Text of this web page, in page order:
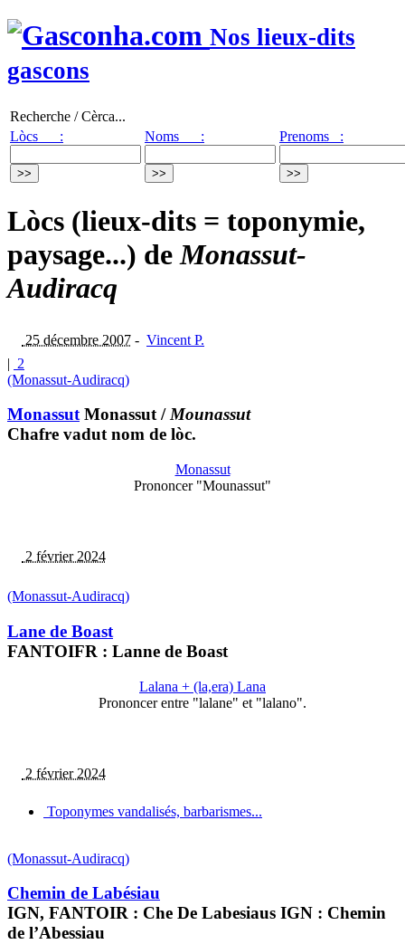
Nos lieux-dits
gascons
Recherche / Cèrca...
Lòcs :
Noms : Prenoms :
Lòcs (lieux-dits = toponymie,
paysage...) deMonassut-
Audiracq
25 décembre 2007 - Vincent P.
| 2
(Monassut-Audiracq)
MonassutMonassut/Mounassut
Chafre vadut nom de lòc.
Monassut
Prononcer "Mounassut"
2 février 2024
(Monassut-Audiracq)
Lane de Boast
FANTOIFR : Lanne de Boast
Lalana + (la,era) Lana
Prononcer entre "lalane" et "lalano".
2 février 2024
Toponymes vandalisés, barbarismes...
(Monassut-Audiracq)
Chemin de Labésiau
IGN, FANTOIR : Che De Labesiaus IGN : Chemin
de l’Abessiau